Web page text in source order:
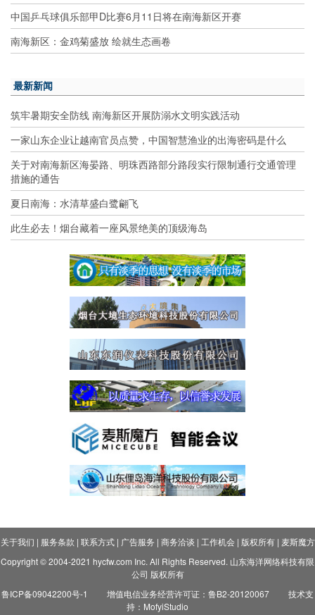
中国乒乓球俱乐部甲D比赛6月11日将在南海新区开赛
南海新区：金鸡菊盛放 绘就生态画卷
最新新闻
筑牢暑期安全防线 南海新区开展防溺水文明实践活动
一家山东企业让越南官员点赞，中国智慧渔业的出海密码是什么
关于对南海新区海晏路、明珠西路部分路段实行限制通行交通管理
措施的通告
夏日南海：水清草盛白鹭翩飞
此生必去！烟台藏着一座风景绝美的顶级海岛
关于我们 | 服务条款 | 联系方式| 广告服务 | 商务洽谈 | 工作机会| 版权所有| 麦斯魔方
Copyright © 2004-2021 hycfw.com Inc. All Rights Reserved. 山东海洋网络科技有限
公司 版权所有
鲁ICP备09042200号-1
增值电信业务经营许可证：鲁B2-20120067
技术支
持：MofyiStudio